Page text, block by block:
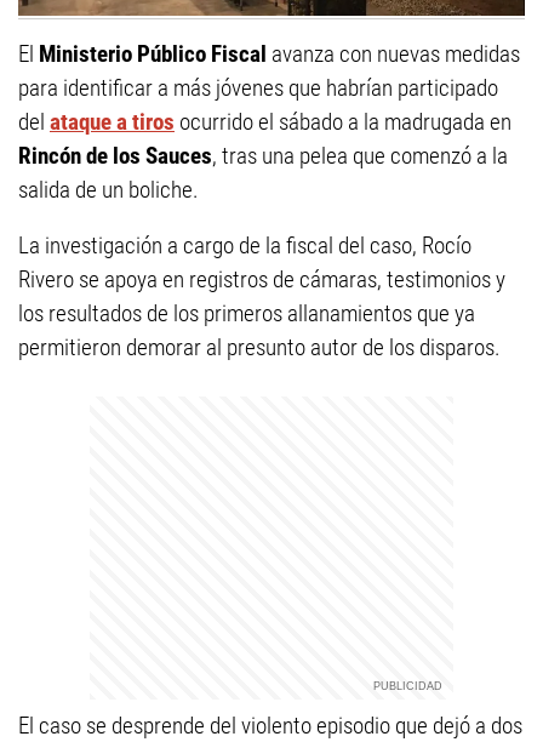
El Ministerio Público Fiscal avanza con nuevas medidas
para identificar a más jóvenes que habrían participado
del ataque a tiros ocurrido el sábado a la madrugada en
Rincón de los Sauces, tras una pelea que comenzó a la
salida de un boliche.
La investigación a cargo de la fiscal del caso, Rocío
Rivero se apoya en registros de cámaras, testimonios y
los resultados de los primeros allanamientos que ya
permitieron demorar al presunto autor de los disparos.
El caso se desprende del violento episodio que dejó a dos